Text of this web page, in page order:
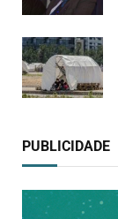
PUBLICIDADE